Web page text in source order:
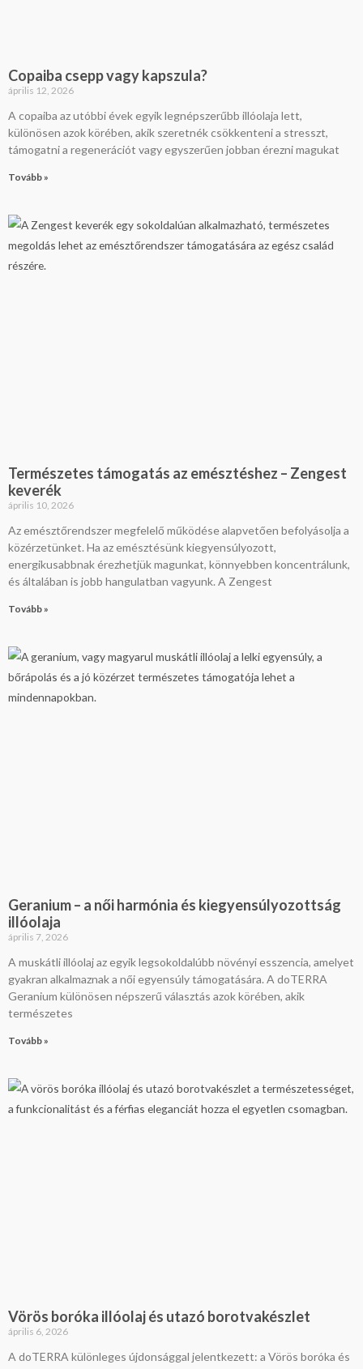
Copaiba csepp vagy kapszula?
április 12, 2026
A copaiba az utóbbi évek egyik legnépszerűbb illóolaja lett,
különösen azok körében, akik szeretnék csökkenteni a stresszt,
támogatni a regenerációt vagy egyszerűen jobban érezni magukat
Tovább »
Természetes támogatás az emésztéshez – Zengest
keverék
április 10, 2026
Az emésztőrendszer megfelelő működése alapvetően befolyásolja a
közérzetünket. Ha az emésztésünk kiegyensúlyozott,
energikusabbnak érezhetjük magunkat, könnyebben koncentrálunk,
és általában is jobb hangulatban vagyunk. A Zengest
Tovább »
Geranium – a női harmónia és kiegyensúlyozottság
illóolaja
április 7, 2026
A muskátli illóolaj az egyik legsokoldalúbb növényi esszencia, amelyet
gyakran alkalmaznak a női egyensúly támogatására. A doTERRA
Geranium különösen népszerű választás azok körében, akik
természetes
Tovább »
Vörös boróka illóolaj és utazó borotvakészlet
április 6, 2026
A doTERRA különleges újdonsággal jelentkezett: a Vörös boróka és